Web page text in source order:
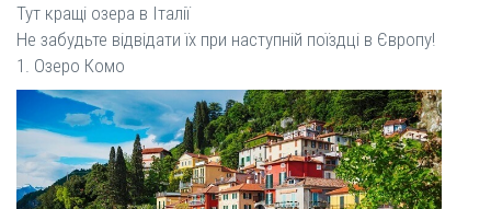
Тут кращі озера в Італії
Не забудьте відвідати їх при наступній поїздці в Європу!
1. Озеро Комо